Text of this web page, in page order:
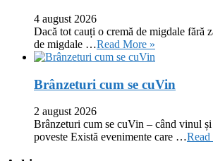
4 august 2026
Dacă tot cauți o cremă de migdale fără
de migdale …Read More »
Brânzeturi cum se cuVin
2 august 2026
Brânzeturi cum se cuVin – când vinul și
poveste Există evenimente care …